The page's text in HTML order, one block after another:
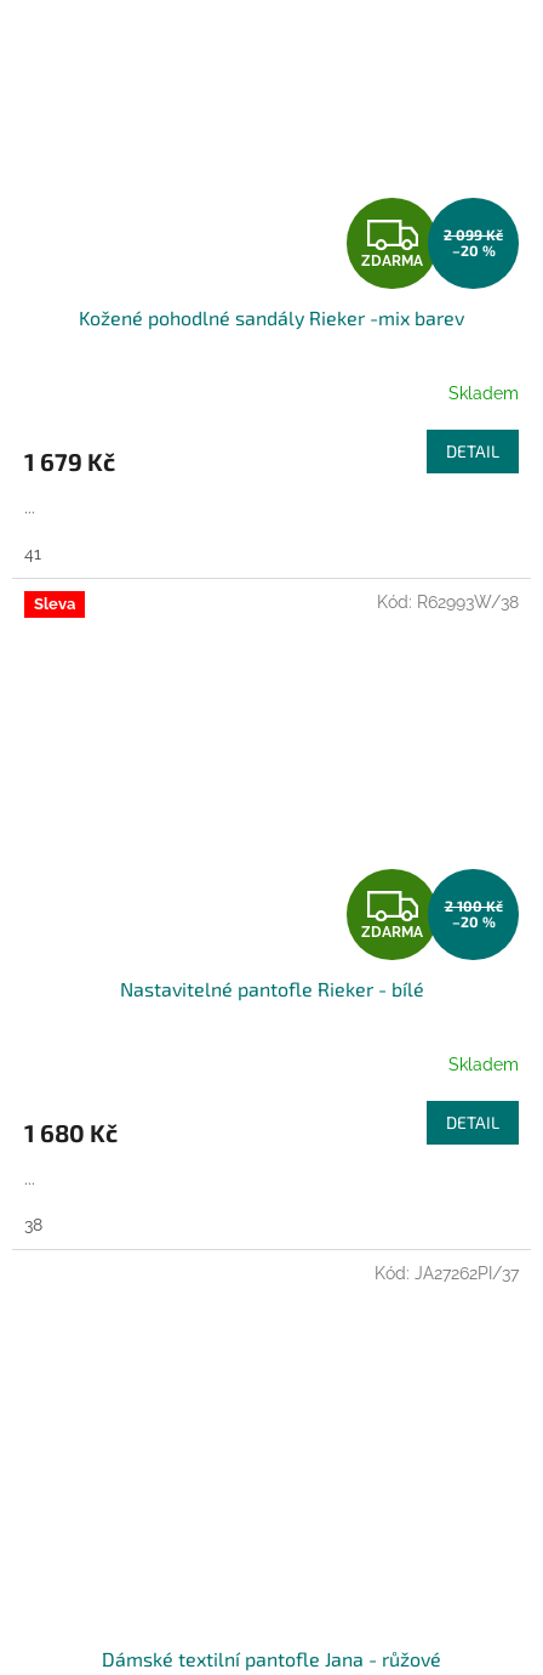
Z
D
A
R
M
A
ZDARMA
2 099 Kč
–20 %
Kožené pohodlné sandály Rieker -mix barev
Skladem
1 679 Kč DETAIL
...
41
Sleva
Z
D
A
R
M
A
ZDARMA
2 100 Kč
–20 %
Nastavitelné pantofle Rieker - bílé
Skladem
1 680 Kč DETAIL
...
38
Kód: R62993W/38
Dámské textilní pantofle Jana - růžové
Kód: JA27262PI/37